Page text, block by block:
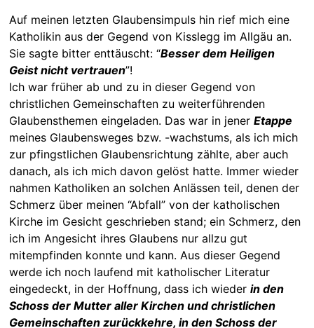
Auf meinen letzten Glaubensimpuls hin rief mich eine
Katholikin aus der Gegend von Kisslegg im Allgäu an.
Sie sagte bitter enttäuscht: “Besser dem Heiligen
Geist nicht vertrauen”!
Ich war früher ab und zu in dieser Gegend von
christlichen Gemeinschaften zu weiterführenden
Glaubensthemen eingeladen. Das war in jener Etappe
meines Glaubensweges bzw. -wachstums, als ich mich
zur pfingstlichen Glaubensrichtung zählte, aber auch
danach, als ich mich davon gelöst hatte. Immer wieder
nahmen Katholiken an solchen Anlässen teil, denen der
Schmerz über meinen “Abfall” von der katholischen
Kirche im Gesicht geschrieben stand; ein Schmerz, den
ich im Angesicht ihres Glaubens nur allzu gut
mitempfinden konnte und kann. Aus dieser Gegend
werde ich noch laufend mit katholischer Literatur
eingedeckt, in der Hoffnung, dass ich wieder in den
Schoss der Mutter aller Kirchen und christlichen
Gemeinschaften zurückkehre, in den Schoss der